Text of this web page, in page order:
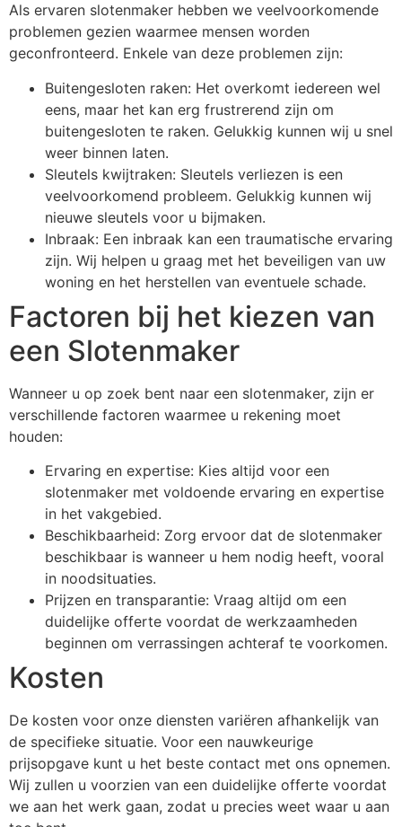
Als ervaren slotenmaker hebben we veelvoorkomende
problemen gezien waarmee mensen worden
geconfronteerd. Enkele van deze problemen zijn:
Buitengesloten raken: Het overkomt iedereen wel
eens, maar het kan erg frustrerend zijn om
buitengesloten te raken. Gelukkig kunnen wij u snel
weer binnen laten.
Sleutels kwijtraken: Sleutels verliezen is een
veelvoorkomend probleem. Gelukkig kunnen wij
nieuwe sleutels voor u bijmaken.
Inbraak: Een inbraak kan een traumatische ervaring
zijn. Wij helpen u graag met het beveiligen van uw
woning en het herstellen van eventuele schade.
Factoren bij het kiezen van
een Slotenmaker
Wanneer u op zoek bent naar een slotenmaker, zijn er
verschillende factoren waarmee u rekening moet
houden:
Ervaring en expertise: Kies altijd voor een
slotenmaker met voldoende ervaring en expertise
in het vakgebied.
Beschikbaarheid: Zorg ervoor dat de slotenmaker
beschikbaar is wanneer u hem nodig heeft, vooral
in noodsituaties.
Prijzen en transparantie: Vraag altijd om een
duidelijke offerte voordat de werkzaamheden
beginnen om verrassingen achteraf te voorkomen.
Kosten
De kosten voor onze diensten variëren afhankelijk van
de specifieke situatie. Voor een nauwkeurige
prijsopgave kunt u het beste contact met ons opnemen.
Wij zullen u voorzien van een duidelijke offerte voordat
we aan het werk gaan, zodat u precies weet waar u aan